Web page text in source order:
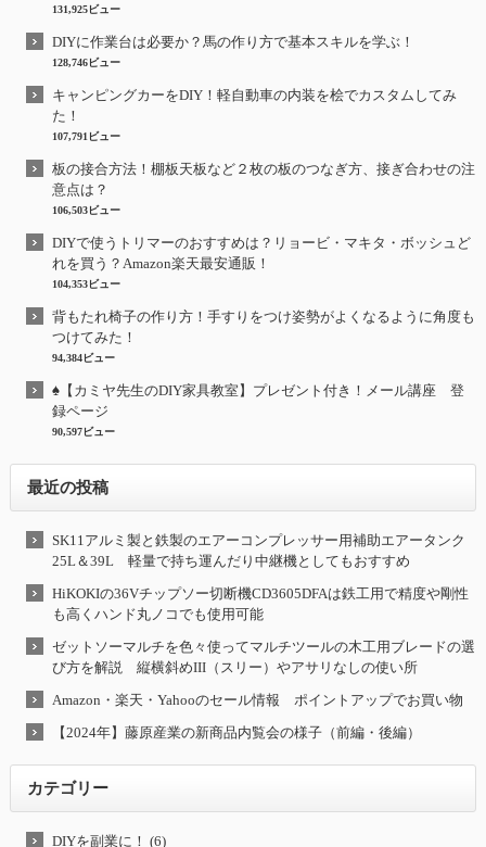
131,925ビュー
DIYに作業台は必要か？馬の作り方で基本スキルを学ぶ！
128,746ビュー
キャンピングカーをDIY！軽自動車の内装を桧でカスタムしてみ
た！
107,791ビュー
板の接合方法！棚板天板など２枚の板のつなぎ方、接ぎ合わせの注
意点は？
106,503ビュー
DIYで使うトリマーのおすすめは？リョービ・マキタ・ボッシュど
れを買う？Amazon楽天最安通販！
104,353ビュー
背もたれ椅子の作り方！手すりをつけ姿勢がよくなるように角度も
つけてみた！
94,384ビュー
♠【カミヤ先生のDIY家具教室】プレゼント付き！メール講座 登
録ページ
90,597ビュー
最近の投稿
SK11アルミ製と鉄製のエアーコンプレッサー用補助エアータンク
25L＆39L 軽量で持ち運んだり中継機としてもおすすめ
HiKOKIの36Vチップソー切断機CD3605DFAは鉄工用で精度や剛性
も高くハンド丸ノコでも使用可能
ゼットソーマルチを色々使ってマルチツールの木工用ブレードの選
び方を解説 縦横斜めIII（スリー）やアサリなしの使い所
Amazon・楽天・Yahooのセール情報 ポイントアップでお買い物
【2024年】藤原産業の新商品内覧会の様子（前編・後編）
カテゴリー
DIYを副業に！ (6)